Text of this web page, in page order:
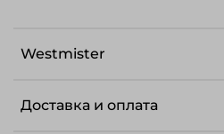
Westmister
Доставка и оплата